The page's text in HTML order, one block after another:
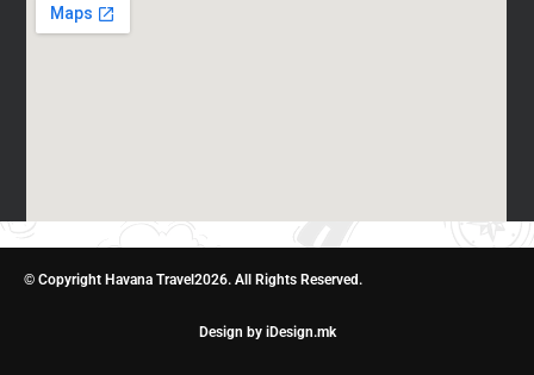
© Copyright Havana Travel2026. All Rights Reserved.
Design by iDesign.mk